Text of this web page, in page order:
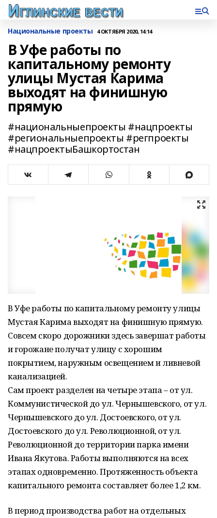
Национальные проекты 4 ОКТЯБРЯ 2020, 14:14
В Уфе работы по
капитальному ремонту
улицы Мустая Карима
выходят на финишную
прямую
#национальныепроекты #нацпроекты
#региональныепроекты #регпроекты
#нацпроектыБашкортостан
В Уфе работы по капитальному ремонту улицы
Мустая Карима выходят на финишную прямую.
Совсем скоро дорожники здесь завершат работы
и горожане получат улицу с хорошим
покрытием, наружным освещением и ливневой
канализацией.
Сам проект разделен на четыре этапа – от ул.
Коммунистической до ул. Чернышевского, от ул.
Чернышевского до ул. Достоевского, от ул.
Достоевского до ул. Революционной, от ул.
Революционной до территории парка имени
Ивана Якутова. Работы выполняются на всех
этапах одновременно. Протяженность объекта
капитального ремонта составляет более 1,2 км.
В период производства работ на отдельных